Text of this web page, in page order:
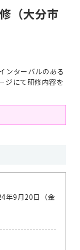
（大分市
ンターバルのある
ジにて研修内容を
年9月20日（金